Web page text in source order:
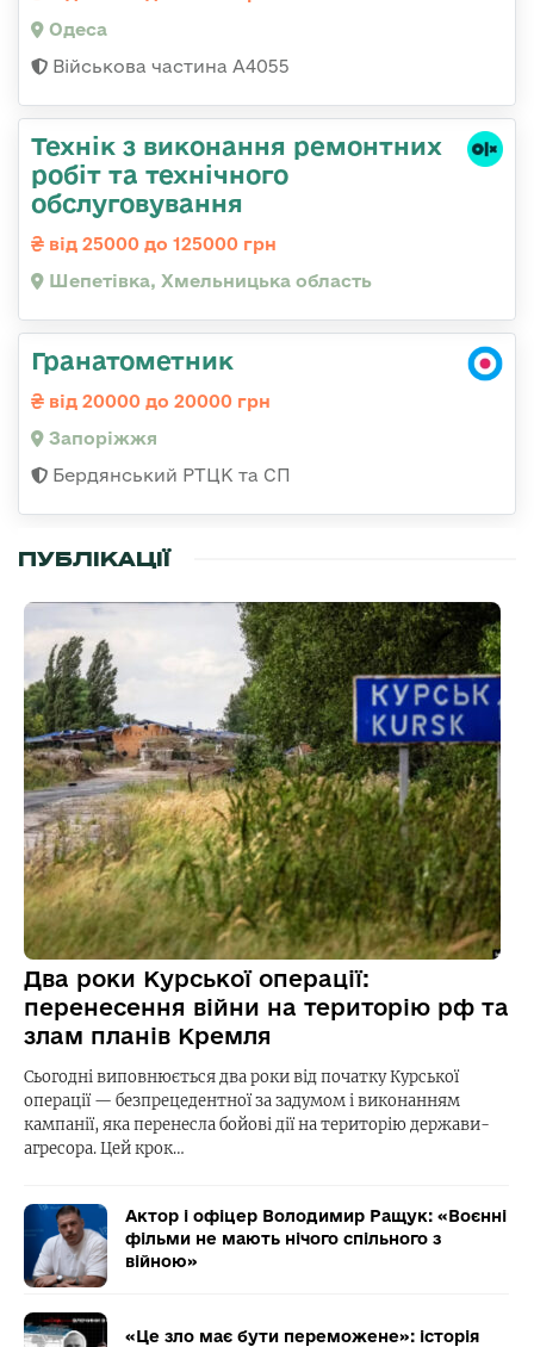
Одеса
Військова частина А4055
Технік з виконання ремонтних
робіт та технічного
обслуговування
від 25000 до 125000 грн
Шепетівка, Хмельницька область
Гранатометник
від 20000 до 20000 грн
Запоріжжя
Бердянський РТЦК та СП
ПУБЛІКАЦІЇ
Два роки Курської операції:
перенесення війни на територію рф та
злам планів Кремля
Сьогодні виповнюється два роки від початку Курської
операції — безпрецедентної за задумом і виконанням
кампанії, яка перенесла бойові дії на територію держави-
агресора. Цей крок…
Актор і офіцер Володимир Ращук: «Воєнні
фільми не мають нічого спільного з
війною»
«Це зло має бути переможене»: історія